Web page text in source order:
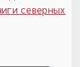
северных